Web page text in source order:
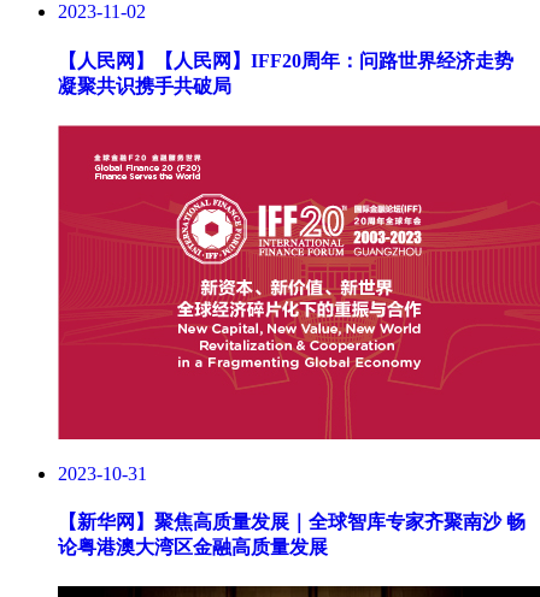
2023-11-02
【人民网】
【人民网】IFF20周年：问路世界经济走势
凝聚共识携手共破局
2023-10-31
【新华网】 聚焦高质量发展｜全球智库专家齐聚南沙 畅
论粤港澳大湾区金融高质量发展